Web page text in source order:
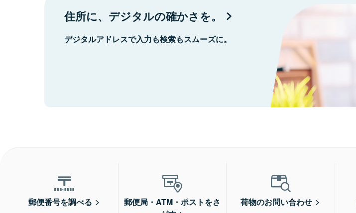
住所に、デジタルの確かさを。
デジタルアドレスで入力も検索もスムーズに。
郵便番号を調べる
郵便局・ATM・ポストをさ
荷物のお問い合わせ